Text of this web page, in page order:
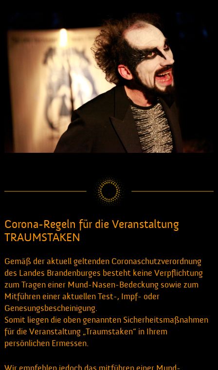
Corona-Regeln für die Veranstaltung
TRAUMSTAKEN
Gemäß der aktuell geltenden Coronaschutzverordnung
des Landes Brandenburges besteht keine Verpflichtung
zum Tragen einer Mund-Nasen-Bedeckung sowie zum
Mitführen einer aktuellen Test-, Impf- oder
Genesungsbescheinigung.
Somit liegen die oben genannten Sicherheitsmaßnahmen
für die Veranstaltung „Traumstaken“ in Ihrem
persönlichen Ermessen.